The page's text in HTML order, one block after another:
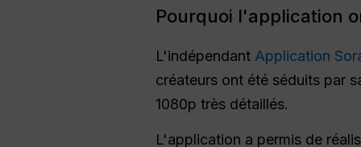
Pourquoi l'application
L'indépendant Application
créateurs ont été séduits par
1080p très détaillés.
L'application a permis de